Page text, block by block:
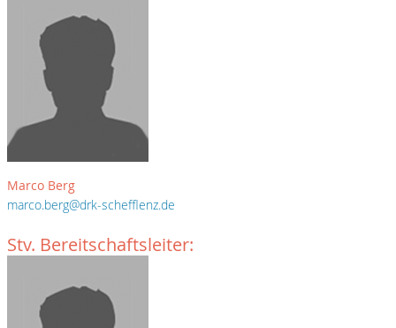
Marco Berg
marco.berg@drk-schefflenz.de
Stv. Bereitschaftsleiter: